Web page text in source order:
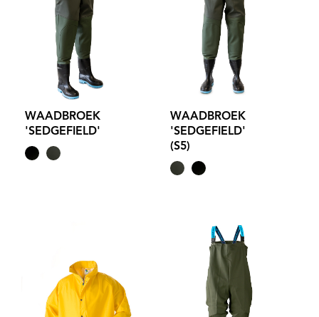
WAADBROEK
'SEDGEFIELD'
WAADBROEK
'SEDGEFIELD'
(S5)